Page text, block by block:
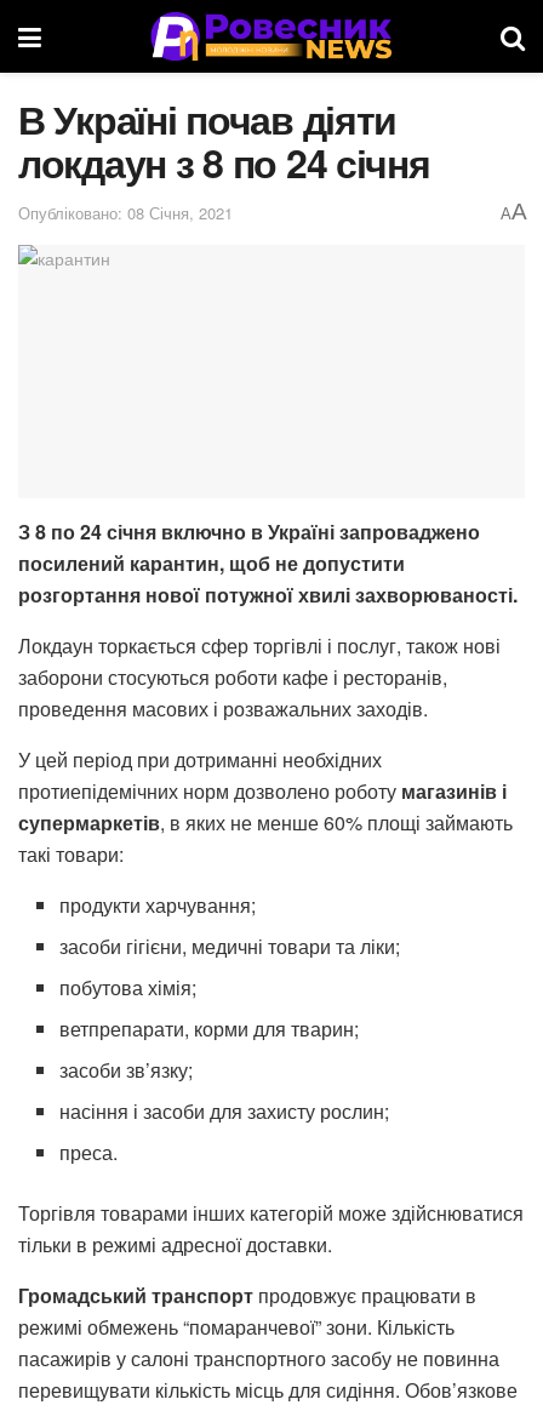
В Україні почав діяти
локдаун з 8 по 24 січня
Опубліковано: 08 Січня, 2021 AA
З 8 по 24 січня включно в Україні запроваджено
посилений карантин, щоб не допустити
розгортання нової потужної хвилі захворюваності.
Локдаун торкається сфер торгівлі і послуг, також нові
заборони стосуються роботи кафе і ресторанів,
проведення масових і розважальних заходів.
У цей період при дотриманні необхідних
протиепідемічних норм дозволено роботу магазинів і
супермаркетів, в яких не менше 60% площі займають
такі товари:
продукти харчування;
засоби гігієни, медичні товари та ліки;
побутова хімія;
ветпрепарати, корми для тварин;
засоби зв’язку;
насіння і засоби для захисту рослин;
преса.
Торгівля товарами інших категорій може здійснюватися
тільки в режимі адресної доставки.
Громадський транспорт продовжує працювати в
режимі обмежень “помаранчевої” зони. Кількість
пасажирів у салоні транспортного засобу не повинна
перевищувати кількість місць для сидіння. Обов’язкове